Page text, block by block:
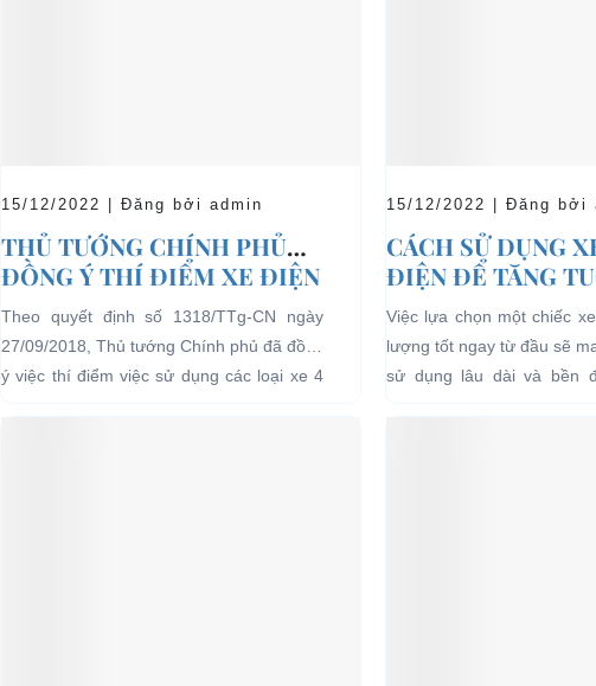
15/12/2022 | Đăng bởi admin
THỦ TƯỚNG CHÍNH PHỦ
ĐỒNG Ý THÍ ĐIỂM XE ĐIỆN
04 BÁNH CHỞ KHÁCH DU
LỊCH TẠI CÁC KHU VỰC
HẠN CHẾ
Theo quyết định số 1318/TTg-CN ngày
27/09/2018, Thủ tướng Chính phủ đã đồng
ý việc thí điểm việc sử dụng các loại xe 4
15/12/2022 | Đăng bởi
CÁCH SỬ DỤNG
ĐIỆN ĐỂ TĂNG
CHO XE
Việc lựa chọn một chiếc
lượng tốt ngay từ đầu sẽ
sử dụng lâu dài và bền